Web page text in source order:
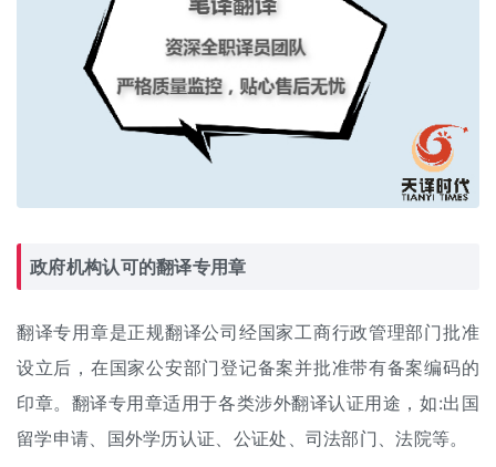
政府机构认可的翻译专用章
翻译专用章是正规翻译公司经国家工商行政管理部门批准
设立后，在国家公安部门登记备案并批准带有备案编码的
印章。翻译专用章适用于各类涉外翻译认证用途，如:出国
留学申请、国外学历认证、公证处、司法部门、法院等。